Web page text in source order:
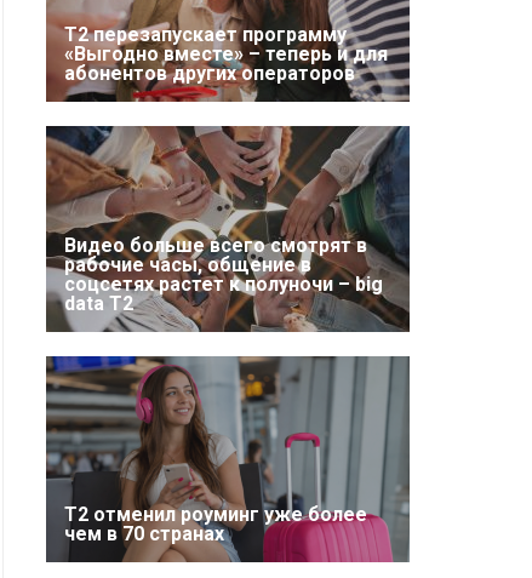
Т2 перезапускает программу
«Выгодно вместе» – теперь и для
абонентов других операторов
Видео больше всего смотрят в
рабочие часы, общение в
соцсетях растет к полуночи – big
data T2
Т2 отменил роуминг уже более
чем в 70 странах